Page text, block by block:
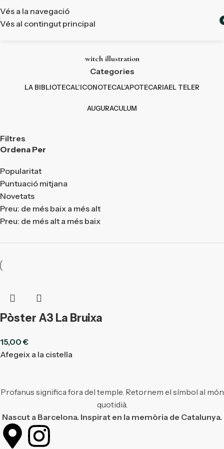
Vés a la navegació
Vés al contingut principal
witch illustration
Categories
LA BIBLIOTECAL’ICONOTECAL’APOTECARIAEL TELER
AUGURACULUM
Filtres
Ordena Per
Popularitat
Puntuació mitjana
Novetats
Preu: de més baix a més alt
Preu: de més alt a més baix
Pòster A3 La Bruixa
15,00€
Afegeix a la cistella
Profanus significa fora del temple. Retornem el símbol al món
quotidià.
Nascut a Barcelona. Inspirat en la memòria de Catalunya.